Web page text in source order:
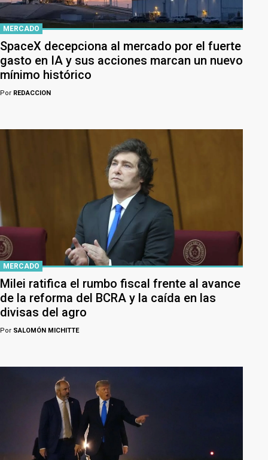
MERCADO
SpaceX decepciona al mercado por el fuerte
gasto en IA y sus acciones marcan un nuevo
mínimo histórico
Por REDACCION
MERCADO
Milei ratifica el rumbo fiscal frente al avance
de la reforma del BCRA y la caída en las
divisas del agro
Por SALOMÓN MICHITTE